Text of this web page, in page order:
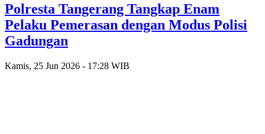
Polresta Tangerang Tangkap Enam
Pelaku Pemerasan dengan Modus Polisi
Gadungan
Kamis, 25 Jun 2026 - 17:28 WIB